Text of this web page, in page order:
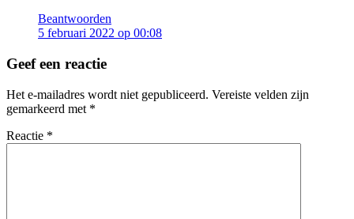
Beantwoorden
5 februari 2022 op 00:08
Geef een reactie
Het e-mailadres wordt niet gepubliceerd. Vereiste velden zijn
gemarkeerd met *
Reactie *